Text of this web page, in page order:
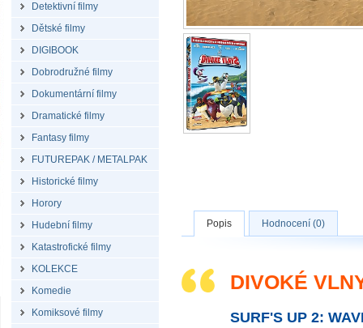
Detektivní filmy
Dětské filmy
DIGIBOOK
Dobrodružné filmy
Dokumentární filmy
Dramatické filmy
Fantasy filmy
FUTUREPAK / METALPAK
Historické filmy
Horory
Hudební filmy
Katastrofické filmy
KOLEKCE
Komedie
Komiksové filmy
Popis Hodnocení (0)
DIVOKÉ
SURF'S UP 2: